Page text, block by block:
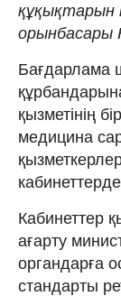
құқықтарын
орынбасары
Бағдарлама
қызметінің
медицина
Кабинеттер
ағарту
органдарға
стандарты